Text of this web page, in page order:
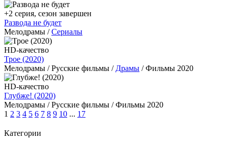
+2 серия, сезон завершен
Развода не будет
Мелодрамы /Сериалы
HD-качество
Трое (2020)
Мелодрамы / Русские фильмы / Драмы / Фильмы 2020
HD-качество
Глубже! (2020)
Мелодрамы / Русские фильмы / Фильмы 2020
1 2 3 4 5 6 7 8 9 10 ... 17
Категории